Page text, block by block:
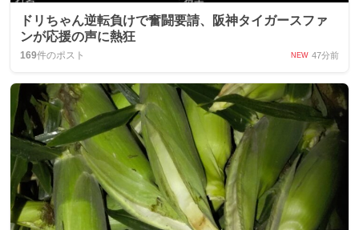
ドリちゃん逆転負けで奮闘要請、阪神タイガースファ
ンが応援の声に熱狂
169件のポスト NEW 47分前